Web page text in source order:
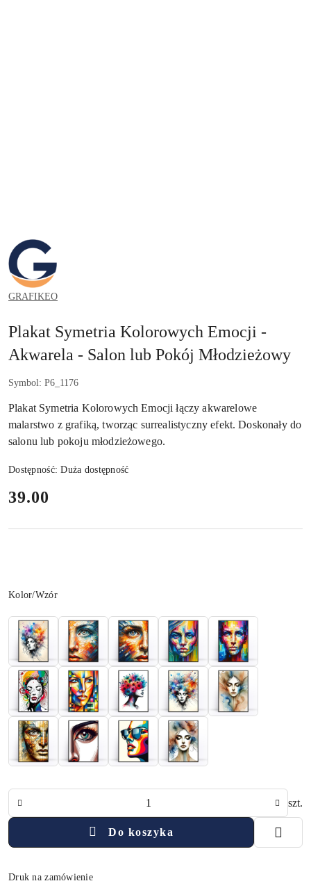
GRAFIKEO.PL
GRAFIKEO
Plakat Symetria Kolorowych Emocji -
Akwarela - Salon lub Pokój Młodzieżowy
Symbol: P6_1176
Plakat Symetria Kolorowych Emocji łączy akwarelowe
malarstwo z grafiką, tworząc surrealistyczny efekt. Doskonały do
salonu lub pokoju młodzieżowego.
Dostępność:Duża dostępność
cena:
39.00
Wariant
Kolor/Wzór
szt.
Do koszyka
Druk na zamówienie